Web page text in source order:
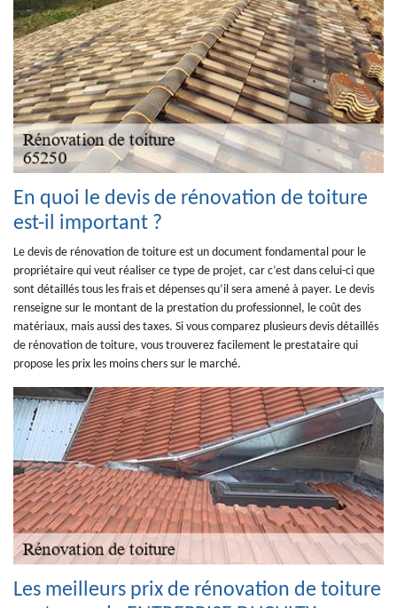
En quoi le devis de rénovation de toiture
est-il important ?
Le devis de rénovation de toiture est un document fondamental pour le
propriétaire qui veut réaliser ce type de projet, car c’est dans celui-ci que
sont détaillés tous les frais et dépenses qu’il sera amené à payer. Le devis
renseigne sur le montant de la prestation du professionnel, le coût des
matériaux, mais aussi des taxes. Si vous comparez plusieurs devis détaillés
de rénovation de toiture, vous trouverez facilement le prestataire qui
propose les prix les moins chers sur le marché.
Les meilleurs prix de rénovation de toiture